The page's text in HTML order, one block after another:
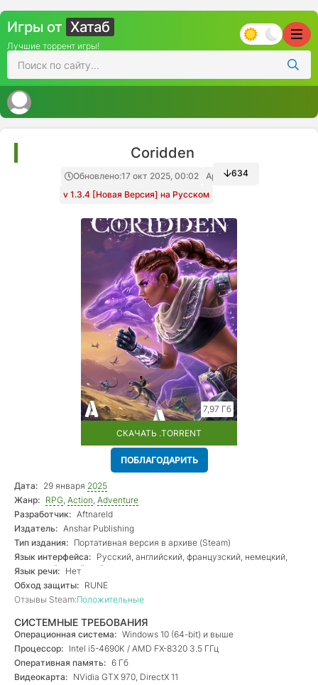
Игры от Хатаб
Лучшие торрент игры!
Coridden
Обновлено:17 окт 2025, 00:02
Архив игры
v 1.3.4 [Новая Версия] на Русском
634
7,97 Гб
СКАЧАТЬ .TORRENT
ПОБЛАГОДАРИТЬ
Дата: 29 января 2025
Жанр: RPG, Action, Adventure
Разработчик: Aftnareld
Издатель: Anshar Publishing
Тип издания: Портативная версия в архиве (Steam)
Язык интерфейса: Русский, английский, французский, немецкий,
испанский, китайский
Язык речи: Нет
Обход защиты: RUNE
Отзывы Steam:Положительные
СИСТЕМНЫЕ ТРЕБОВАНИЯ
Операционная система: Windows 10 (64-bit) и выше
Процессор: Intel i5-4690K / AMD FX-8320 3.5 ГГц
Оперативная память: 6 Гб
Видеокарта: NVidia GTX 970, DirectX 11